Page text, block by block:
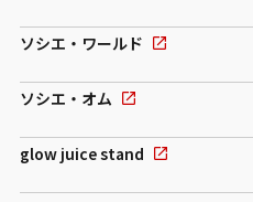
ソシエ・ワールド
ソシエ・オム
glow juice stand